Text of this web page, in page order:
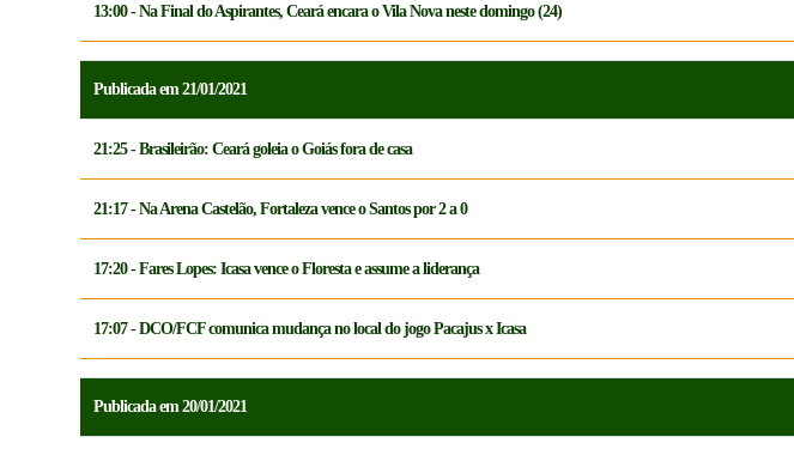
13:00 - Na Final do Aspirantes, Ceará encara o Vila Nova neste domingo (24)
Publicada em 21/01/2021
21:25 - Brasileirão: Ceará goleia o Goiás fora de casa
21:17 - Na Arena Castelão, Fortaleza vence o Santos por 2 a 0
17:20 - Fares Lopes: Icasa vence o Floresta e assume a liderança
17:07 - DCO/FCF comunica mudança no local do jogo Pacajus x Icasa
Publicada em 20/01/2021